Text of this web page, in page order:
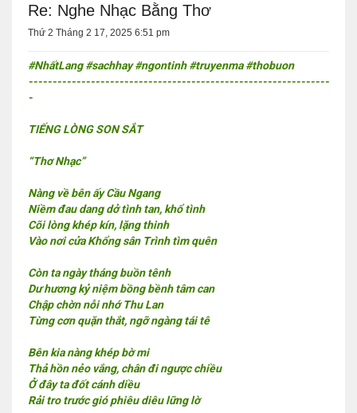
Re: Nghe Nhạc Bằng Thơ
Thứ 2 Tháng 2 17, 2025 6:51 pm
#NhấtLang #sachhay #ngontinh #truyenma #thobuon
---------------------------------------------------------------
-
TIẾNG LÒNG SON SẮT
“Thơ Nhạc”
Nàng về bên ấy Cầu Ngang
Niềm đau dang dở tình tan, khổ tình
Cõi lòng khép kín, lặng thinh
Vào nơi cửa Khổng sân Trình tìm quên
Còn ta ngày tháng buồn tênh
Dư hương kỷ niệm bồng bềnh tâm can
Chập chờn nỗi nhớ Thu Lan
Từng cơn quặn thắt, ngỡ ngàng tái tê
Bên kia nàng khép bờ mi
Thả hồn nẻo vắng, chân đi ngược chiều
Ở đây ta đốt cánh diều
Rải tro trước gió phiêu diêu lững lờ